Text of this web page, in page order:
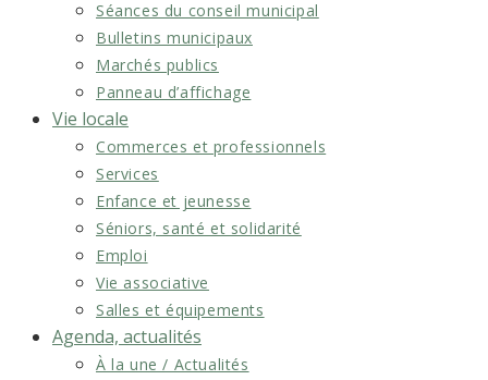
Séances du conseil municipal
Bulletins municipaux
Marchés publics
Panneau d’affichage
Vie locale
Commerces et professionnels
Services
Enfance et jeunesse
Séniors, santé et solidarité
Emploi
Vie associative
Salles et équipements
Agenda, actualités
À la une / Actualités